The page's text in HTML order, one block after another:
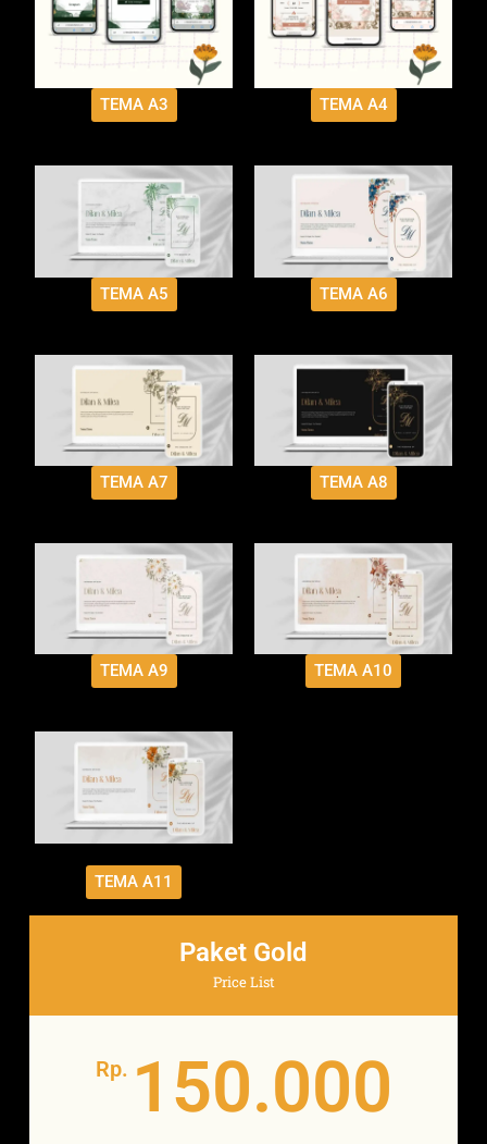
TEMA A3 TEMA A4
TEMA A5 TEMA A6
TEMA A7 TEMA A8
TEMA A9 TEMA A10
TEMA A11
Paket Gold
Price List
Rp. 150.000